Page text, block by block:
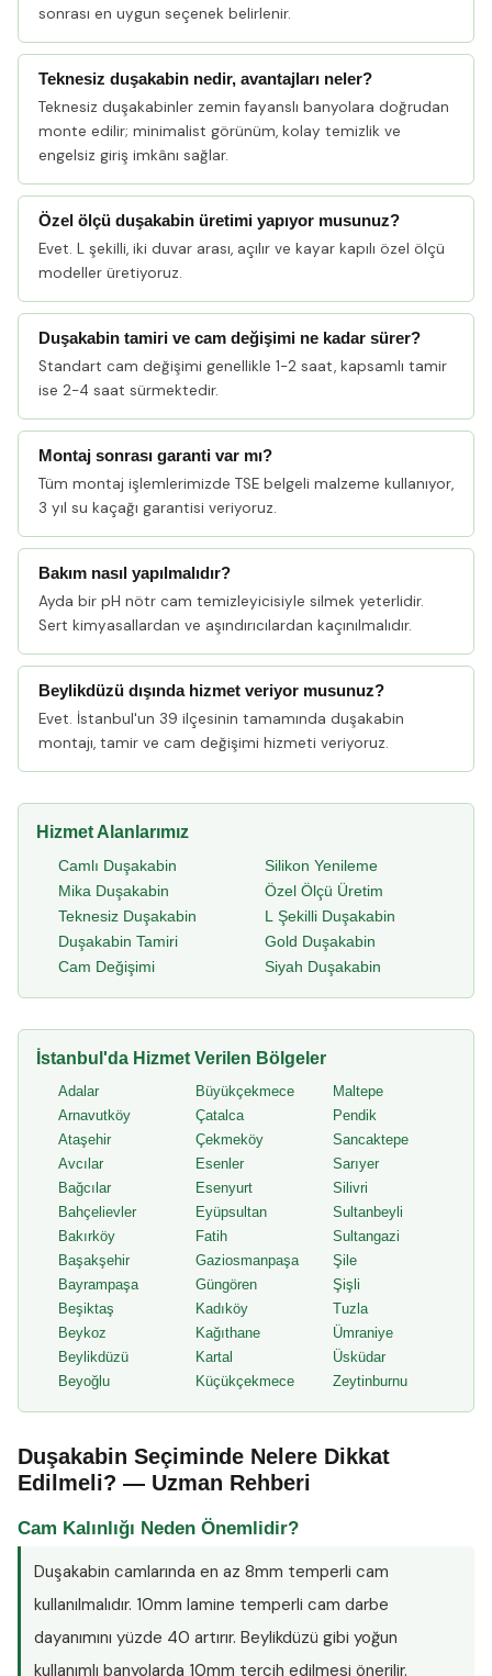
sonrası en uygun seçenek belirlenir.
Teknesiz duşakabin nedir, avantajları neler?
Teknesiz duşakabinler zemin fayanslı banyolara doğrudan
monte edilir; minimalist görünüm, kolay temizlik ve
engelsiz giriş imkânı sağlar.
Özel ölçü duşakabin üretimi yapıyor musunuz?
Evet. L şekilli, iki duvar arası, açılır ve kayar kapılı özel ölçü
modeller üretiyoruz.
Duşakabin tamiri ve cam değişimi ne kadar sürer?
Standart cam değişimi genellikle 1-2 saat, kapsamlı tamir
ise 2-4 saat sürmektedir.
Montaj sonrası garanti var mı?
Tüm montaj işlemlerimizde TSE belgeli malzeme kullanıyor,
3 yıl su kaçağı garantisi veriyoruz.
Bakım nasıl yapılmalıdır?
Ayda bir pH nötr cam temizleyicisiyle silmek yeterlidir.
Sert kimyasallardan ve aşındırıcılardan kaçınılmalıdır.
Beylikdüzü dışında hizmet veriyor musunuz?
Evet. İstanbul'un 39 ilçesinin tamamında duşakabin
montajı, tamir ve cam değişimi hizmeti veriyoruz.
Hizmet Alanlarımız
Camlı Duşakabin
Mika Duşakabin
Teknesiz Duşakabin
Duşakabin Tamiri
Cam Değişimi
Silikon Yenileme
Özel Ölçü Üretim
L Şekilli Duşakabin
Gold Duşakabin
Siyah Duşakabin
İstanbul'da Hizmet Verilen Bölgeler
Adalar
Arnavutköy
Ataşehir
Avcılar
Bağcılar
Bahçelievler
Bakırköy
Başakşehir
Bayrampaşa
Beşiktaş
Beykoz
Beylikdüzü
Beyoğlu
Büyükçekmece
Çatalca
Çekmeköy
Esenler
Esenyurt
Eyüpsultan
Fatih
Gaziosmanpaşa
Güngören
Kadıköy
Kağıthane
Kartal
Küçükçekmece
Maltepe
Pendik
Sancaktepe
Sarıyer
Silivri
Sultanbeyli
Sultangazi
Şile
Şişli
Tuzla
Ümraniye
Üsküdar
Zeytinburnu
Duşakabin Seçiminde Nelere Dikkat
Edilmeli? — Uzman Rehberi
Cam Kalınlığı Neden Önemlidir?
Duşakabin camlarında en az 8mm temperli cam
kullanılmalıdır. 10mm lamine temperli cam darbe
dayanımını yüzde 40 artırır. Beylikdüzü gibi yoğun
kullanımlı banyolarda 10mm tercih edilmesi önerilir.